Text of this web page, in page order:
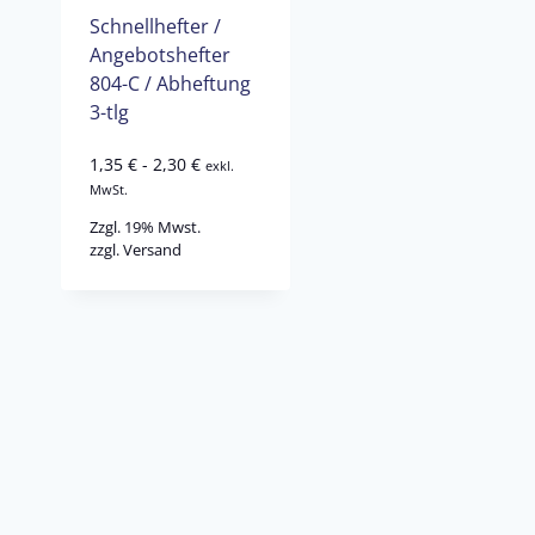
Schnellhefter /
Angebotshefter
804-C / Abheftung
3-tlg
1,35 € - 2,30 € exkl.
MwSt.
Zzgl. 19% Mwst.
zzgl.Versand